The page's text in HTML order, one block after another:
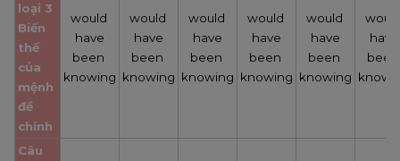
loại 3
Biến
thế
của
mệnh
đề
chính
would
have
been
knowing
would
have
been
knowing
would
have
been
knowing
would
have
been
knowing
would
have
been
knowing
have
been
Câu